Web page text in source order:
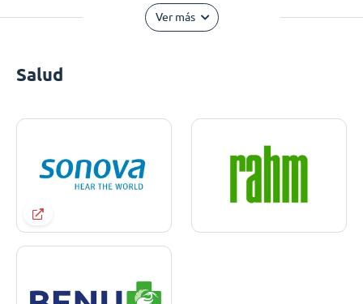
Ver más
Salud